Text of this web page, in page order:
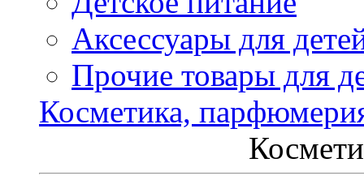
Аксессуары для
Прочие товары для
Косметика,